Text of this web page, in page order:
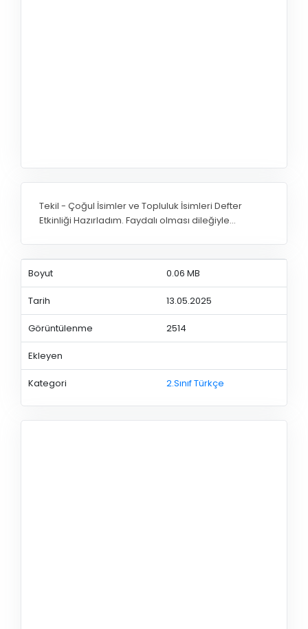
Tekil - Çoğul İsimler ve Topluluk İsimleri Defter
Etkinliği Hazırladım. Faydalı olması dileğiyle...
Boyut 0.06 MB
Tarih 13.05.2025
Görüntülenme 2514
Ekleyen
Kategori 2.Sınıf Türkçe